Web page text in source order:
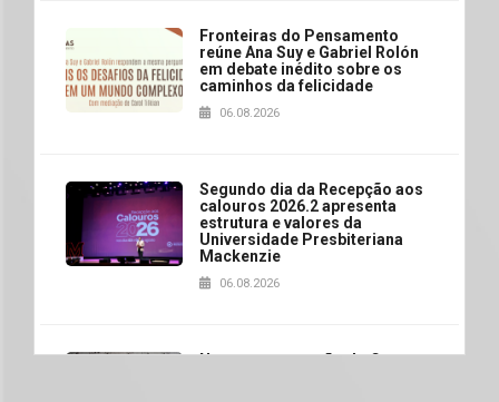
Fronteiras do Pensamento
reúne Ana Suy e Gabriel Rolón
em debate inédito sobre os
caminhos da felicidade
06.08.2026
Segundo dia da Recepção aos
calouros 2026.2 apresenta
estrutura e valores da
Universidade Presbiteriana
Mackenzie
06.08.2026
Nova apresentação do Centro